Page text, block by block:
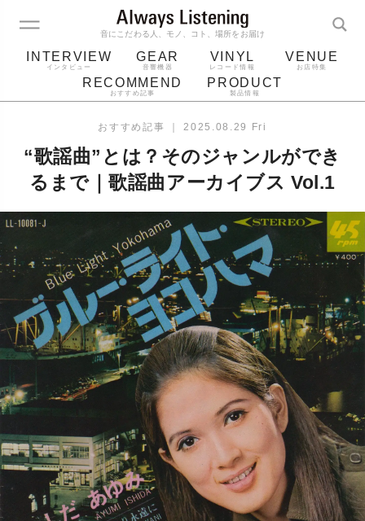
音にこだわる人、モノ、コト、場所をお届け
INTERVIEW
インタビュー
GEAR
音響機器
VINYL
レコード情報
VENUE
お店特集
RECOMMEND
おすすめ記事
PRODUCT
製品情報
ジャケット アルバム
レコード針
おすすめ記事 ｜ 2025.08.29 Fri
“歌謡曲”とは？そのジャンルができ
るまで｜歌謡曲アーカイブス Vol.1